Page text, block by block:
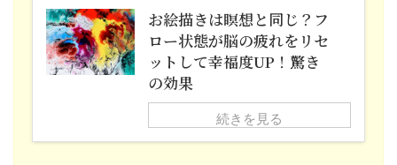
お絵描きは瞑想と同じ？フ
ロー状態が脳の疲れをリセ
ットして幸福度UP！驚き
の効果
続きを見る